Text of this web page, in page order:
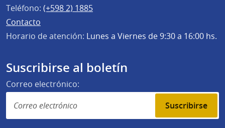
Teléfono: (+598 2) 1885
Contacto
Horario de atención: Lunes a Viernes de 9:30 a 16:00 hs.
Suscribirse al boletín
Correo electrónico:
Suscribirse